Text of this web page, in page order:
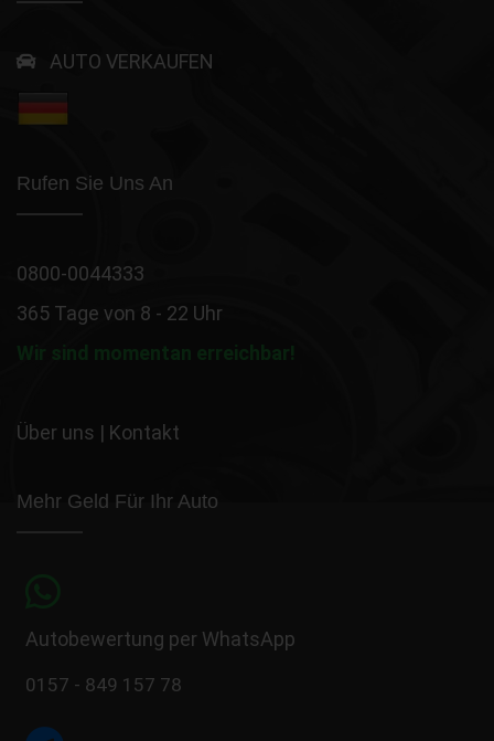
AUTO VERKAUFEN
Rufen Sie Uns An
0800-0044333
365 Tage von 8 - 22 Uhr
Wir sind momentan erreichbar!
Über uns | Kontakt
Mehr Geld Für Ihr Auto
Autobewertung per WhatsApp
0157 - 849 157 78